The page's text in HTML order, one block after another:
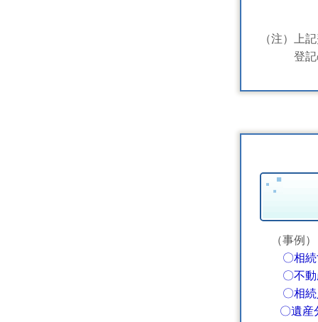
（注）上
登記の
（事例）
〇相
〇不動
〇相
〇遺産